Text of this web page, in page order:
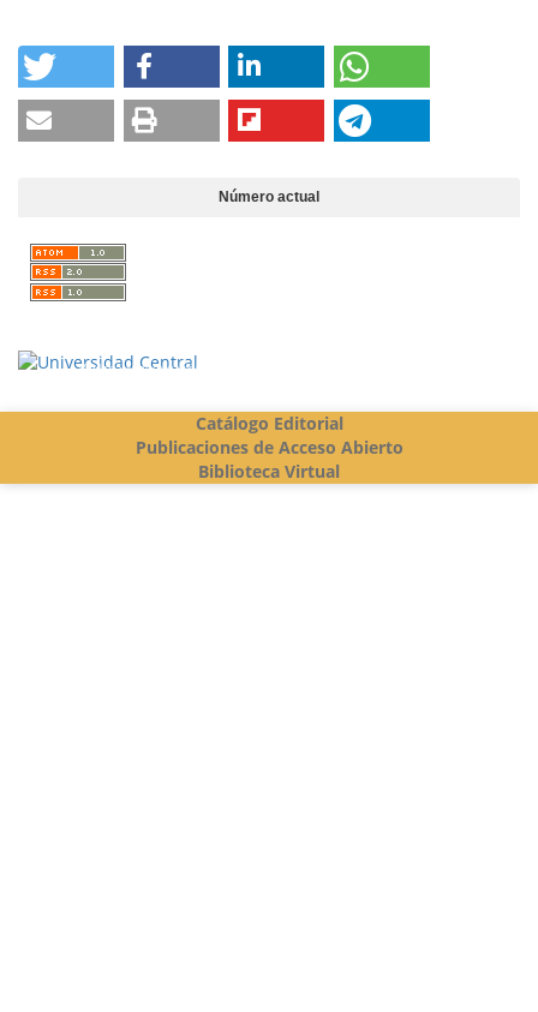
Número actual
Vigilada Mineducación
Catálogo Editorial
Publicaciones de Acceso Abierto
Biblioteca Virtual